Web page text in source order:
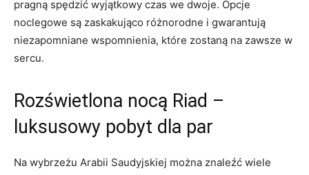
pragną⁤ spędzić ‍wyjątkowy czas we dwoje. Opcje
noclegowe są zaskakująco ⁣różnorodne‍ i gwarantują
niezapomniane wspomnienia, które zostaną na zawsze w
sercu.
Rozświetlona nocą Riad –
luksusowy pobyt dla par
Na wybrzeżu Arabii Saudyjskiej można znaleźć wiele